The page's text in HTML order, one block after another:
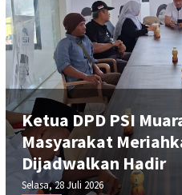
Ketua DPD PSI
Masyarakat
Dijadwalkan Hadir
Selasa, 28 Juli 2026